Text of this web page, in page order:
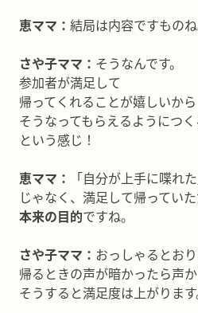
恵ママ： 結局は内容ですものね
さや子ママ： そうなんです。
参加者が満足して
帰ってくれることが嬉しいから
そうなってもらえるようにつく
という感じ！
恵ママ：
「自分が上手に喋れた
じゃなく、満足して帰ってい
本来の目的ですね。
さや子ママ： おっしゃるとおり
帰るときの声が暗かったら声
そうすると満足度は上がります